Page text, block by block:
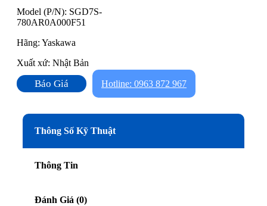
Model (P/N): SGD7S-
780AR0A000F51
Hãng: Yaskawa
Xuất xứ: Nhật Bản
Báo Giá Hotline: 0963 872 967
Thông Số Kỹ Thuật
Thông Tin
Đánh Giá (0)